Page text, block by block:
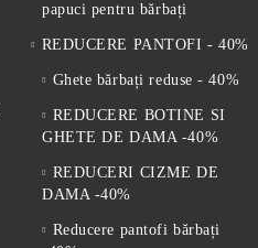
papuci pentru bărbați
REDUCERE PANTOFI - 40%
Ghete bărbați reduse - 40%
REDUCERE BOTINE SI
GHETE DE DAMA -40%
REDUCERI CIZME DE
DAMA -40%
Reducere pantofi bărbați